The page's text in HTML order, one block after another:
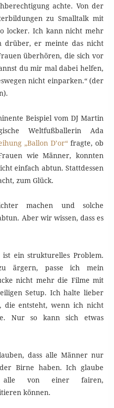
achte. Von der
zu Smalltalk mit
locker. Ich kann nicht mehr
drüber, er meinte das nicht
überhören, die sich vor
du mir mal dabei helfen,
nicht einparken.“ (der
Beispiel vom DJ Martin
Weltfußballerin Ada
„Ballon D’or“ fragte, ob
wie Männer, konnten
einfach abtun. Stattdessen
zum Glück.
machen und solche
Aber wir wissen, dass es
ein strukturelles Problem.
ärgern, passe ich mein
nicht mehr die Filme mit
Setup. Ich halte lieber
die entsteht, wenn ich nicht
Nur so kann sich etwas
dass alle Männer nur
Birne haben. Ich glaube
alle von einer fairen,
können.